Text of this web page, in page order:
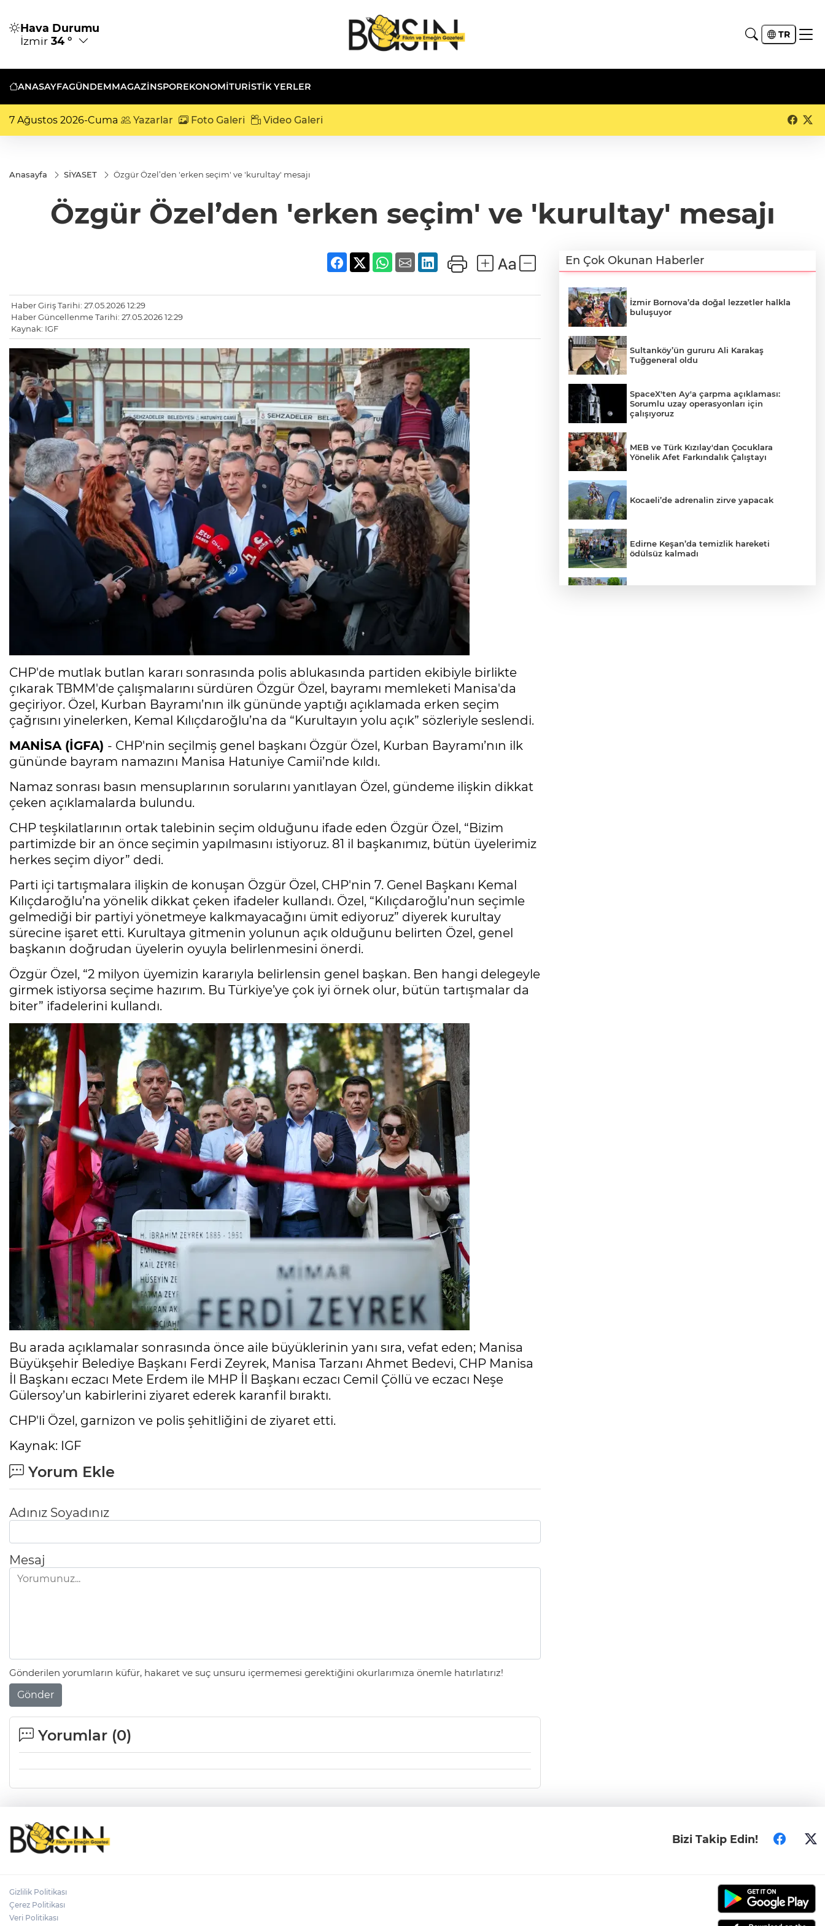
Hava Durumu
İzmir 34 ° TR
ANASAYFAGÜNDEMMAGAZİNSPOREKONOMİTURISTIK YERLER
7 Ağustos 2026-Cuma Yazarlar Foto Galeri Video Galeri
Anasayfa SİYASET Özgür Özel’den 'erken seçim' ve 'kurultay' mesajı
Özgür Özel’den 'erken seçim' ve 'kurultay' mesajı
Haber Giriş Tarihi: 27.05.2026 12:29
Haber Güncellenme Tarihi: 27.05.2026 12:29
Kaynak: IGF
CHP'de mutlak butlan kararı sonrasında polis ablukasında partiden ekibiyle birlikte
çıkarak TBMM'de çalışmalarını sürdüren Özgür Özel, bayramı memleketi Manisa'da
geçiriyor. Özel, Kurban Bayramı’nın ilk gününde yaptığı açıklamada erken seçim
çağrısını yinelerken, Kemal Kılıçdaroğlu’na da “Kurultayın yolu açık” sözleriyle seslendi.
MANİSA (İGFA) - CHP'nin seçilmiş genel başkanı Özgür Özel, Kurban Bayramı’nın ilk
gününde bayram namazını Manisa Hatuniye Camii’nde kıldı.
Namaz sonrası basın mensuplarının sorularını yanıtlayan Özel, gündeme ilişkin dikkat
çeken açıklamalarda bulundu.
CHP teşkilatlarının ortak talebinin seçim olduğunu ifade eden Özgür Özel, “Bizim
partimizde bir an önce seçimin yapılmasını istiyoruz. 81 il başkanımız, bütün üyelerimiz
herkes seçim diyor” dedi.
Parti içi tartışmalara ilişkin de konuşan Özgür Özel, CHP'nin 7. Genel Başkanı Kemal
Kılıçdaroğlu’na yönelik dikkat çeken ifadeler kullandı. Özel, “Kılıçdaroğlu’nun seçimle
gelmediği bir partiyi yönetmeye kalkmayacağını ümit ediyoruz” diyerek kurultay
sürecine işaret etti. Kurultaya gitmenin yolunun açık olduğunu belirten Özel, genel
başkanın doğrudan üyelerin oyuyla belirlenmesini önerdi.
Özgür Özel, “2 milyon üyemizin kararıyla belirlensin genel başkan. Ben hangi delegeyle
girmek istiyorsa seçime hazırım. Bu Türkiye’ye çok iyi örnek olur, bütün tartışmalar da
biter” ifadelerini kullandı.
Bu arada açıklamalar sonrasında önce aile büyüklerinin yanı sıra, vefat eden; Manisa
Büyükşehir Belediye Başkanı Ferdi Zeyrek, Manisa Tarzanı Ahmet Bedevi, CHP Manisa
İl Başkanı eczacı Mete Erdem ile MHP İl Başkanı eczacı Cemil Çöllü ve eczacı Neşe
Gülersoy’un kabirlerini ziyaret ederek karanfil bıraktı.
CHP'li Özel, garnizon ve polis şehitliğini de ziyaret etti.
Kaynak: IGF
Yorum Ekle
Adınız Soyadınız
Mesaj
Gönderilen yorumların küfür, hakaret ve suç unsuru içermemesi gerektiğini okurlarımıza önemle hatırlatırız!
Gönder
Yorumlar (0)
En Çok Okunan Haberler
İzmir Bornova’da doğal lezzetler halkla
buluşuyor
Sultanköy’ün gururu Ali Karakaş
Tuğgeneral oldu
SpaceX'ten Ay'a çarpma açıklaması:
Sorumlu uzay operasyonları için
çalışıyoruz
MEB ve Türk Kızılay'dan Çocuklara
Yönelik Afet Farkındalık Çalıştayı
Kocaeli’de adrenalin zirve yapacak
Edirne Keşan’da temizlik hareketi
ödülsüz kalmadı
Bizi Takip Edin!
Gizlilik Politikası
Çerez Politikası
Veri Politikası